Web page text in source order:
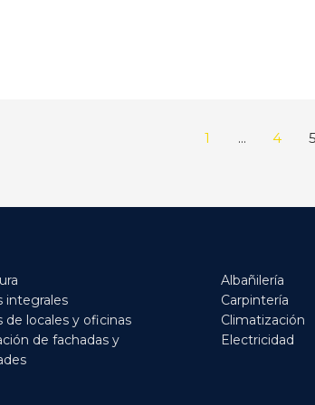
1 … 4 5
integrales
de locales y oficinas
de fachadas y
Albañilería
Carpintería
Climatización
Electricidad